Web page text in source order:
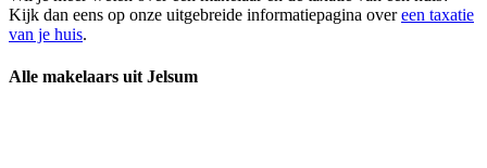
Kijk dan eens op onze uitgebreide informatiepagina overeen taxatie
van je huis.
Alle makelaars uit Jelsum